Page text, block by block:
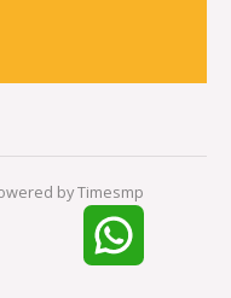
by Timesmp